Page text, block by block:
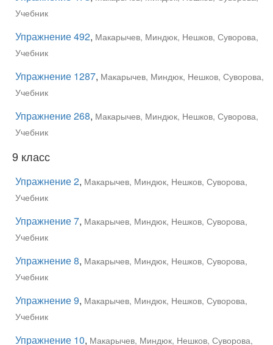
Учебник
Упражнение 492, Макарычев, Миндюк, Нешков, Суворова,
Учебник
Упражнение 1287, Макарычев, Миндюк, Нешков, Суворова,
Учебник
Упражнение 268, Макарычев, Миндюк, Нешков, Суворова,
Учебник
9 класс
Упражнение 2, Макарычев, Миндюк, Нешков, Суворова,
Учебник
Упражнение 7, Макарычев, Миндюк, Нешков, Суворова,
Учебник
Упражнение 8, Макарычев, Миндюк, Нешков, Суворова,
Учебник
Упражнение 9, Макарычев, Миндюк, Нешков, Суворова,
Учебник
Упражнение 10, Макарычев, Миндюк, Нешков, Суворова,